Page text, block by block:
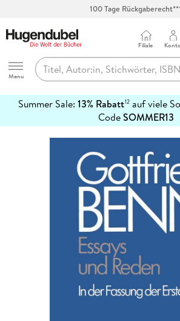
100 Tage
Hugendubel
Menu
Filiale Konto
Summer Sale: 13% Rabatt12auf viele
CodeSOMMER13
erfahren